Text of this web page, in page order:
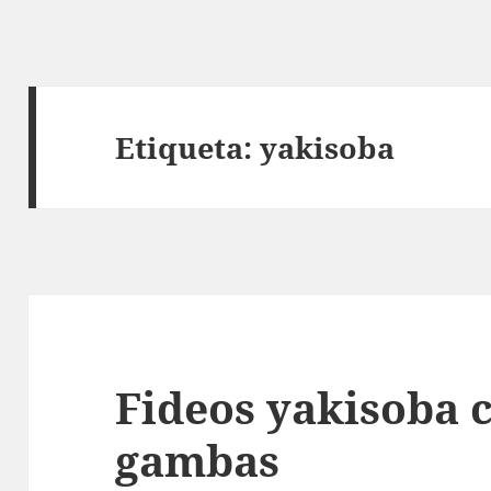
Etiqueta:yakisoba
Fideos yakisoba
gambas